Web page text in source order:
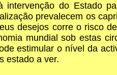
intervenção do Estado
prevalecem os
desejos corre o risco
mundial sob estas
estimular o nível da
estado a ver.